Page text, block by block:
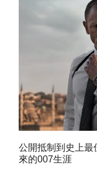
公開抵制到史上
來的007生涯